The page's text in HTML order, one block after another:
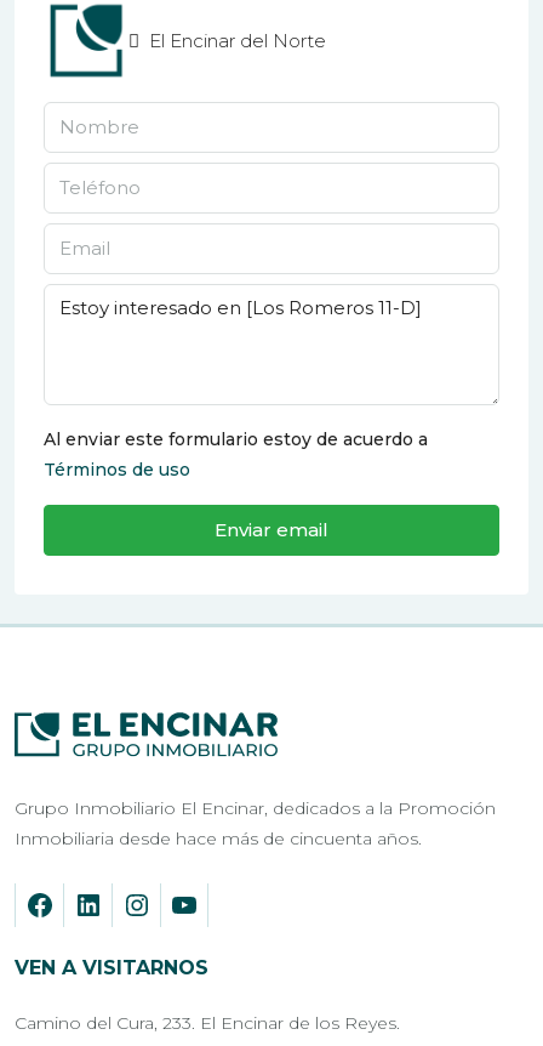
El Encinar del Norte
Al enviar este formulario estoy de acuerdo a
Términos de uso
Enviar email
Grupo Inmobiliario El Encinar, dedicados a la Promoción
Inmobiliaria desde hace más de cincuenta años.
VEN A VISITARNOS
Camino del Cura, 233. El Encinar de los Reyes.